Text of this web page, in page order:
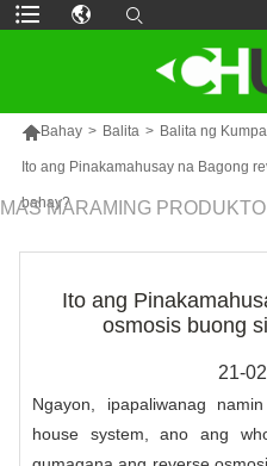
Bahay > Balita > Balita ng
Ito ang Pinakamahusay na Bagong
bahay?
MAS MARAMING PRODUKTO
Ito ang
osmosis buong
21-
Ngayon, ipapaliwanag
house system, ano ang